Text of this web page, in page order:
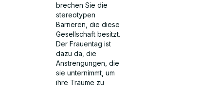
brechen Sie die
stereotypen
Barrieren, die diese
Gesellschaft besitzt.
Der Frauentag ist
dazu da, die
Anstrengungen, die
sie unternimmt, um
ihre Träume zu